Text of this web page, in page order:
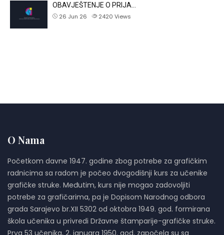
OBAVJEŠTENJE O PRIJA…
26 Jun 26
2420 Views
O Nama
Početkom davne 1947. godine zbog potrebe za grafičkim
radnicima sa radom je počeo dvogodišnji kurs za učenike
grafičke struke. Međutim, kurs nije mogao zadovoljiti
potrebe za grafičarima, pa je Dopisom Narodnog odbora
grada Sarajevo br.XII 5302 od oktobra 1949. god. formirana
škola učenika u privredi Državne štamparije-grafičke struke.
Prva 53 učenika, 2. januara 1950. god. započela su sa